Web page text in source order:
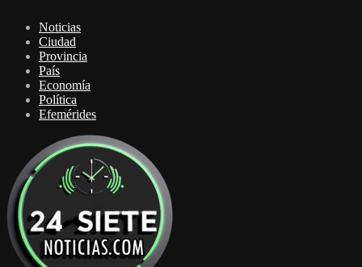
Noticias
Ciudad
Provincia
País
Economía
Política
Efemérides